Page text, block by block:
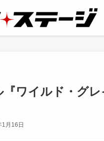
『ワイルド・グ
月16日